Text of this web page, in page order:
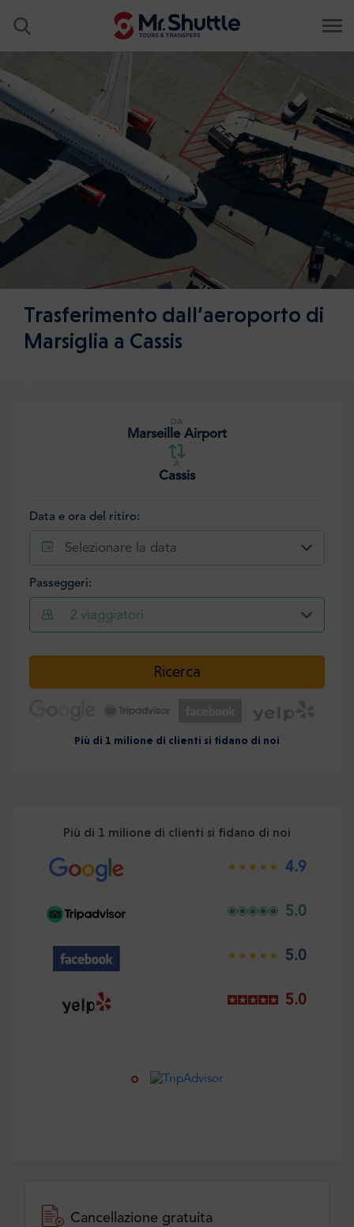
Trasferimento dall’aeroporto di
Marsiglia a Cassis
DA
Marseille Airport
A
Cassis
Data e ora del ritiro:
Selezionare la data
Passeggeri:
2 viaggiatori
Ricerca
Più di 1 milione di clienti si fidano di noi
Più di 1 milione di clienti si fidano di noi
4.9
5.0
5.0
5.0
Cancellazione gratuita